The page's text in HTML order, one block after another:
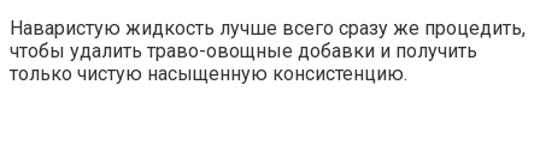
Наваристую жидкость лучше всего сразу же процедить,
чтобы удалить траво-овощные добавки и получить
только чистую насыщенную консистенцию.